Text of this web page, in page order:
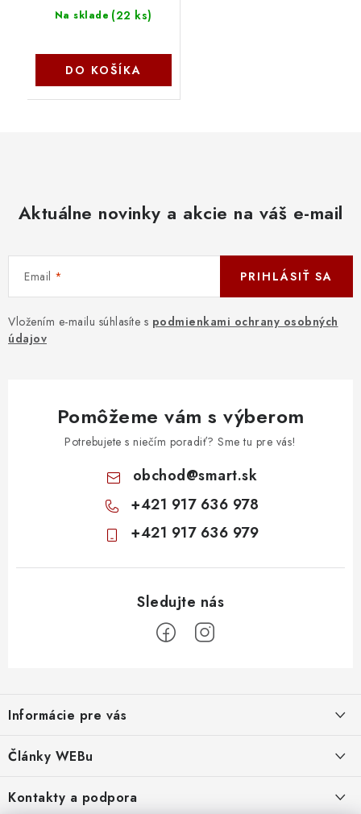
Na sklade (22 ks)
DO KOŠÍKA
Aktuálne novinky a akcie na váš e-mail
Email
Vložením e-mailu súhlasíte s podmienkami ochrany osobných
údajov
PRIHLÁSIŤ SA
Pomôžeme vám s výberom
Potrebujete s niečím poradiť? Sme tu pre vás!
obchod@smart.sk
+421 917 636 978
+421 917 636 979
p
ä
Informácie pre vás
Obchodné podmienky
Moja objednávka
Články WEBu
Dôležité oznamy
16.6.2026
Kontakty a podpora